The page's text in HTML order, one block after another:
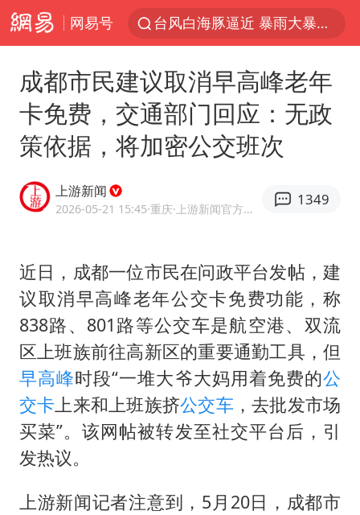
网易号
47岁妈妈突然产女 26岁女儿：很震惊
中国稀土盘中涨停
A股开盘：民爆、CPO等概念走强
男子杀人后逃进深山21年活得像野人
台风白海豚最新路径研判来了
OpenAI为免费用户升级GPT-5.6 Luna
船舶避风项目停工 多地全力防台风
我国编制完成新版全月地质图
“深圳地面沉降致车辆损坏”不实
男子结婚8年发现3个女儿均非亲生
成都市民建议取消早高峰老年
卡免费，交通部门回应：无政
策依据，将加密公交班次
上游新闻
2026-05-21 15:45·重庆 ·上游新闻官方网易号
1349
近日，成都一位市民在问政平台发帖，建
议取消早高峰老年公交卡免费功能，称
838路、801路等公交车是航空港、双流
区上班族前往高新区的重要通勤工具，但
早高峰时段“一堆大爷大妈用着免费的公
交卡上来和上班族挤公交车 ，去批发市场
买菜”。该网帖被转发至社交平台后，引
发热议。
上游新闻记者注意到，5月20日，成都市